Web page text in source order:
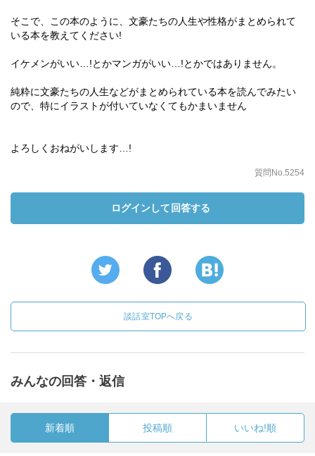
そこで、この本のように、文豪たちの人生や性格がまとめられて
いる本を教えてください!
イケメンがいい…!とかマンガがいい…!とかではありません。
純粋に文豪たちの人生などがまとめられている本を読んでみたい
ので、特にイラストが付いていなくてもかまいません
よろしくおねがいします…!
質問No.5254
ログインして回答する
談話室TOPへ戻る
みんなの回答・返信
新着順 投稿順 いいね!順